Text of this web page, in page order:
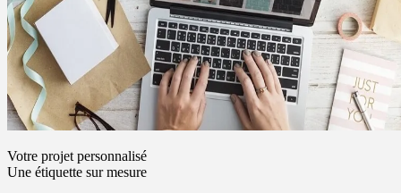
Votre projet personnalisé
Une étiquette sur mesure